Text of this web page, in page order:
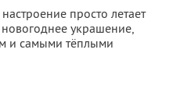
просто летает
украшение,
и самыми тёплыми